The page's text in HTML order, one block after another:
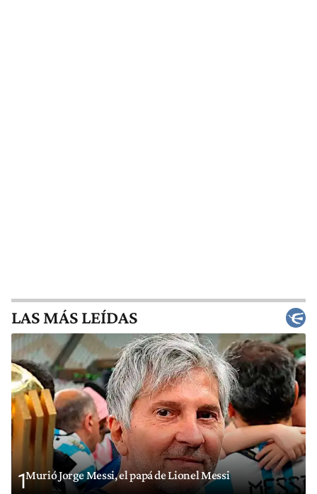
LAS MÁS LEÍDAS
1Murió Jorge Messi, el papá de Lionel Messi